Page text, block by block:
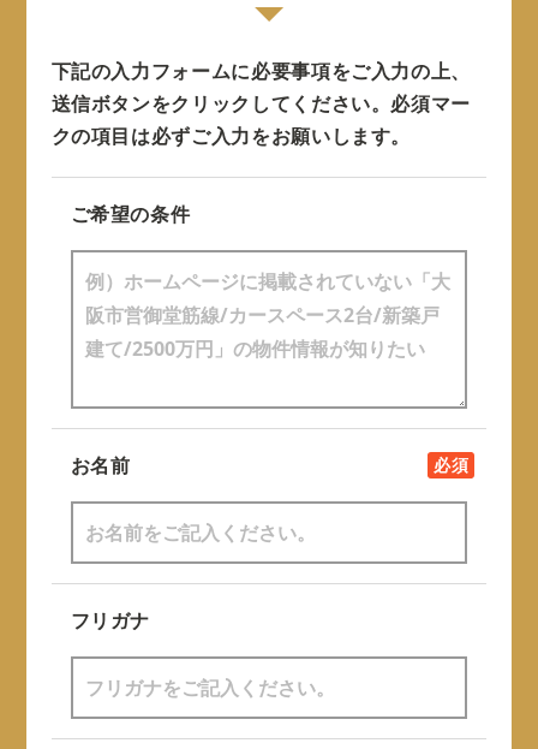
下記の入力フォームに必要事項をご入力の上、
送信ボタンをクリックしてください。 必須マー
クの項目は必ずご入力をお願いします。
ご希望の条件
お名前 必須
フリガナ